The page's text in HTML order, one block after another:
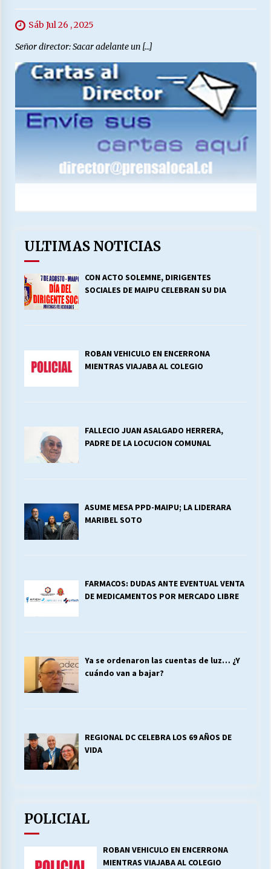
Sáb Jul 26 , 2025
Señor director: Sacar adelante un […]
ULTIMAS NOTICIAS
CON ACTO SOLEMNE, DIRIGENTES
SOCIALES DE MAIPU CELEBRAN SU DIA
ROBAN VEHICULO EN ENCERRONA
MIENTRAS VIAJABA AL COLEGIO
FALLECIO JUAN ASALGADO HERRERA,
PADRE DE LA LOCUCION COMUNAL
ASUME MESA PPD-MAIPU; LA LIDERARA
MARIBEL SOTO
FARMACOS: DUDAS ANTE EVENTUAL VENTA
DE MEDICAMENTOS POR MERCADO LIBRE
Ya se ordenaron las cuentas de luz… ¿Y
cuándo van a bajar?
REGIONAL DC CELEBRA LOS 69 AÑOS DE
VIDA
POLICIAL
ROBAN VEHICULO EN ENCERRONA
MIENTRAS VIAJABA AL COLEGIO